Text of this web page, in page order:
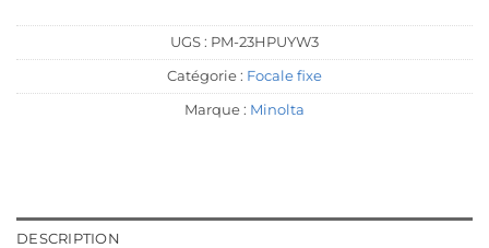
UGS : PM-23HPUYW3
Catégorie : Focale fixe
Marque : Minolta
DESCRIPTION